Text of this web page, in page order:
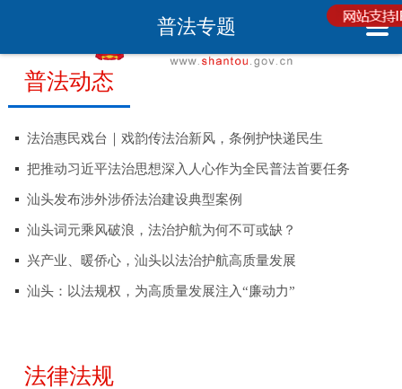
普法专题
普法动态
法治惠民戏台｜戏韵传法治新风，条例护快递民生
把推动习近平法治思想深入人心作为全民普法首要任务
汕头发布涉外涉侨法治建设典型案例
汕头词元乘风破浪，法治护航为何不可或缺？
兴产业、暖侨心，汕头以法治护航高质量发展
汕头：以法规权，为高质量发展注入“廉动力”
法律法规